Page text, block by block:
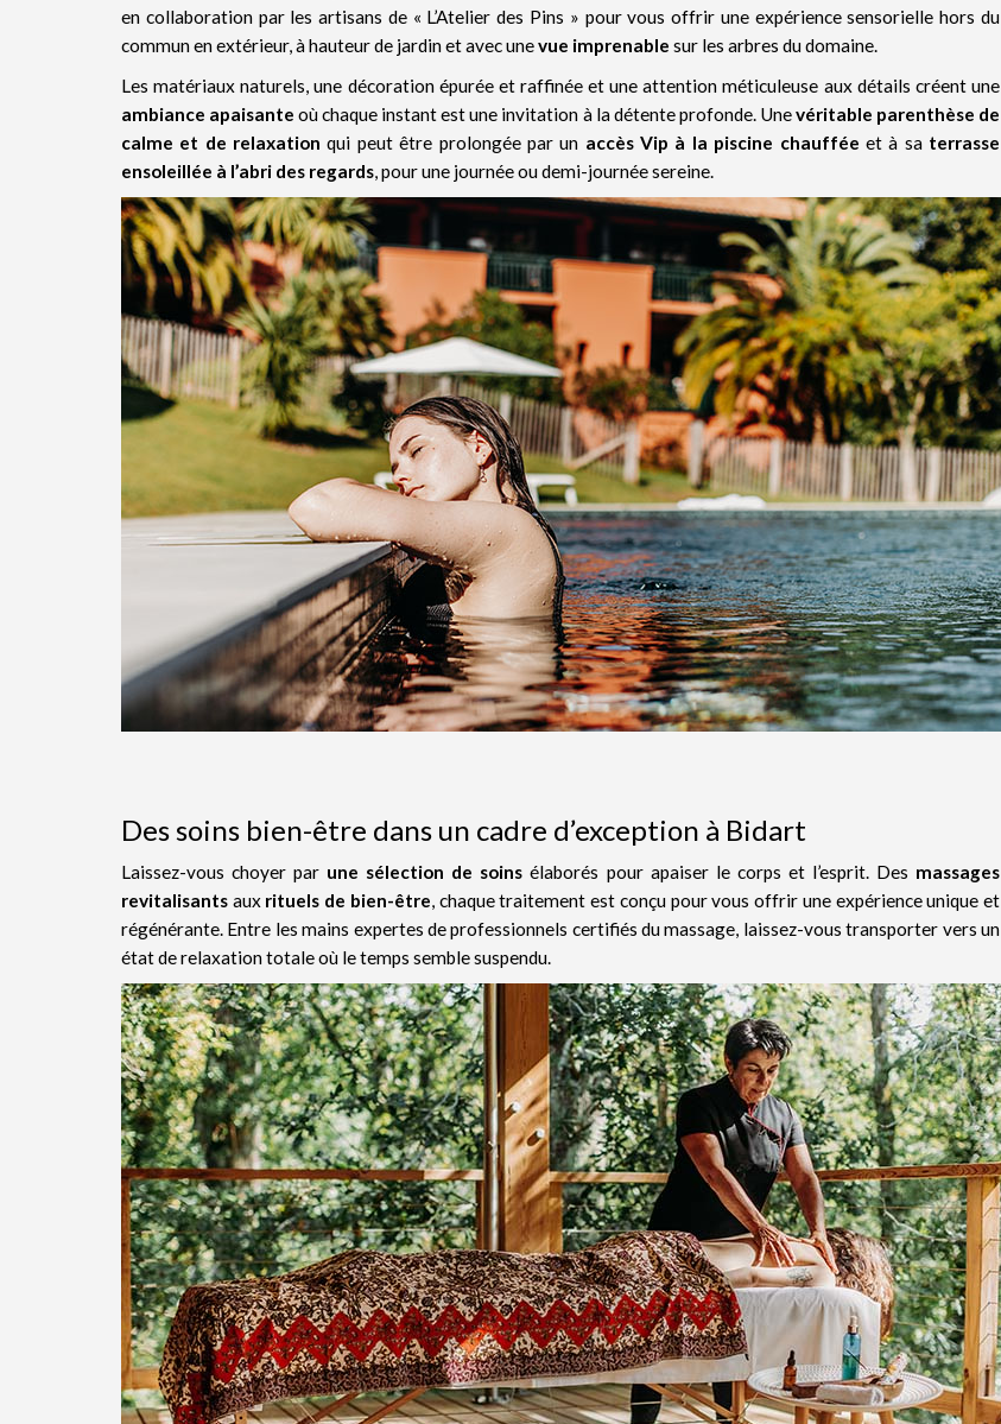
en collaboration par les artisans de « L’Atelier des Pins » pour vous offrir une expérience sensorielle hors du
commun en extérieur, à hauteur de jardin et avec unevue imprenable sur les arbres du domaine.
Les matériaux naturels, une décoration épurée et raffinée et une attention méticuleuse aux détails créent une
ambiance apaisante où chaque instant est une invitation à la détente profonde. Unevéritable parenthèse de
calme et de relaxation qui peut être prolongée par un accès Vip à la piscine chauffée et à saterrasse
ensoleillée à l’abri des regards, pour une journée ou demi-journée sereine.
Des soins bien-être dans un cadre d’exception à Bidart
Laissez-vous choyer par une sélection de soins élaborés pour apaiser le corps et l’esprit. Des massages
revitalisants aux rituels de bien-être, chaque traitement est conçu pour vous offrir une expérience unique et
régénérante. Entre les mains expertes de professionnels certifiés du massage, laissez-vous transporter vers un
état de relaxation totale où le temps semble suspendu.